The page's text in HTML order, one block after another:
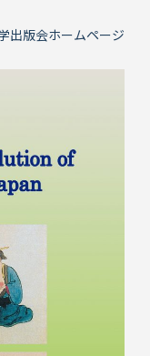
出版会ホームページ